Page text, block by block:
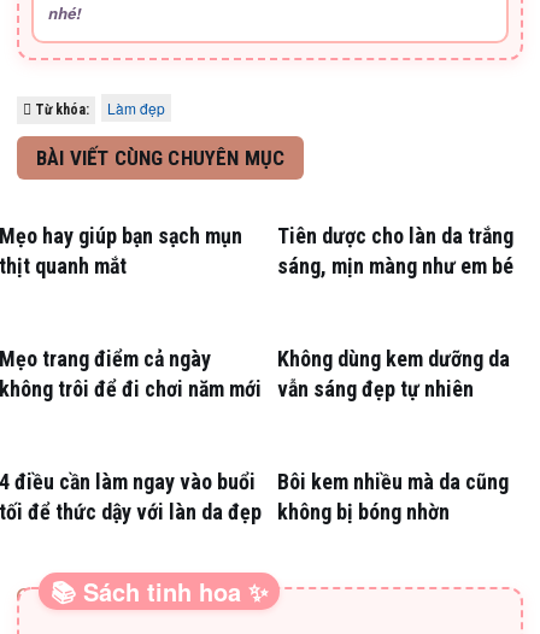
nhé!
Từ khóa: Làm đẹp
BÀI VIẾT CÙNG CHUYÊN MỤC
Mẹo hay giúp bạn sạch mụn
thịt quanh mắt
Tiên dược cho làn da trắng
sáng, mịn màng như em bé
Mẹo trang điểm cả ngày
không trôi để đi chơi năm mới
Không dùng kem dưỡng da
vẫn sáng đẹp tự nhiên
4 điều cần làm ngay vào buổi
tối để thức dậy với làn da đẹp
Bôi kem nhiều mà da cũng
không bị bóng nhờn
SÁCH HAY CHO BA MẸ
📚 Sách tinh hoa ✨